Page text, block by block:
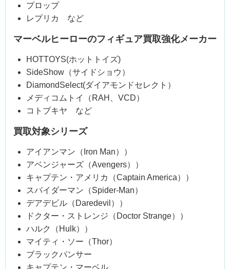
プロップ
レプリカ など
マーベルヒーローのフィギュア買取強化メーカー
HOTTOYS(ホットトイズ)
SideShow（サイドショウ）
DiamondSelect(ダイアモンドセレクト）
メディコムトイ（RAH、VCD）
コトブキヤ など
買取対象シリーズ
アイアンマン（Iron Man））
アベンジャーズ（Avengers））
キャプテン・アメリカ（Captain America））
スパイダーマン（Spider-Man）
デアデビル（Daredevil））
ドクター・ストレンジ（Doctor Strange））
ハルク（Hulk））
マイティ・ソー（Thor）
ブラックパンサー
キャプテン・マーベル